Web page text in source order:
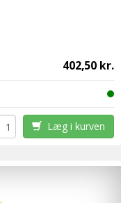
402,50 kr.
Læg i kurven